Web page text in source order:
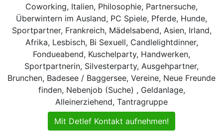
Coworking, Italien, Philosophie, Partnersuche,
Überwintern im Ausland, PC Spiele, Pferde, Hunde,
Sportpartner, Frankreich, Mädelsabend, Asien, Irland,
Afrika, Lesbisch, Bi Sexuell, Candlelightdinner,
Fondueabend, Kuschelparty, Handwerken,
Sportpartnerin, Silvesterparty, Ausgehpartner,
Brunchen, Badesee / Baggersee, Vereine, Neue Freunde
finden, Nebenjob (Suche) , Geldanlage,
Alleinerziehend, Tantragruppe
Mit Detlef Kontakt aufnehmen!